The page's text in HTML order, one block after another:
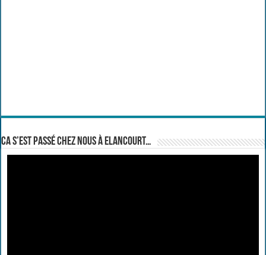
Ca s’est passé chez nous à Elancourt…